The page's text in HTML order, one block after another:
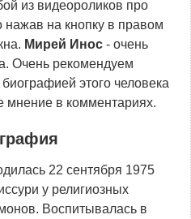
из видеороликов про
нажав на кнопку в правом
Мирей Инос - очень
Очень рекомендуем
этого человека
мнение в комментариях.
22 сентября 1975
у религиозных
Воспитывалась в